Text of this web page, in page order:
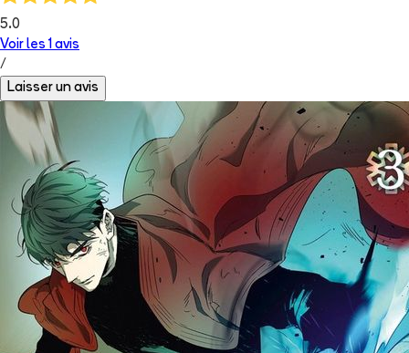
5.0
Voir les 1 avis
/
Laisser un avis